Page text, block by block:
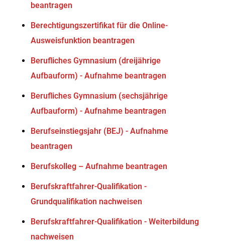
beantragen
Berechtigungszertifikat für die Online-
Ausweisfunktion beantragen
Berufliches Gymnasium (dreijährige
Aufbauform) - Aufnahme beantragen
Berufliches Gymnasium (sechsjährige
Aufbauform) - Aufnahme beantragen
Berufseinstiegsjahr (BEJ) - Aufnahme
beantragen
Berufskolleg – Aufnahme beantragen
Berufskraftfahrer-Qualifikation -
Grundqualifikation nachweisen
Berufskraftfahrer-Qualifikation - Weiterbildung
nachweisen